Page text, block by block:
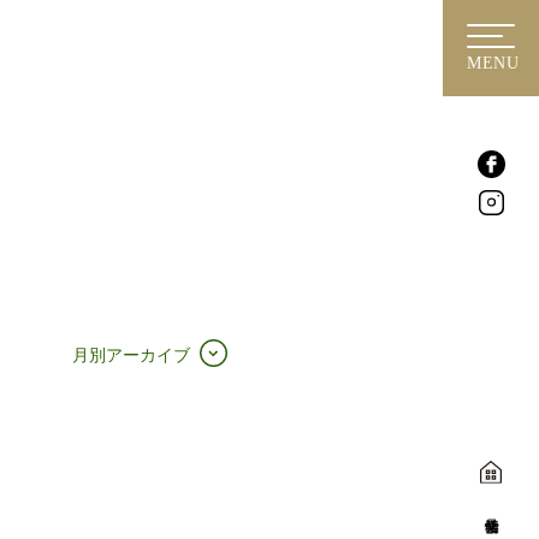
MENU
月別アーカイブ